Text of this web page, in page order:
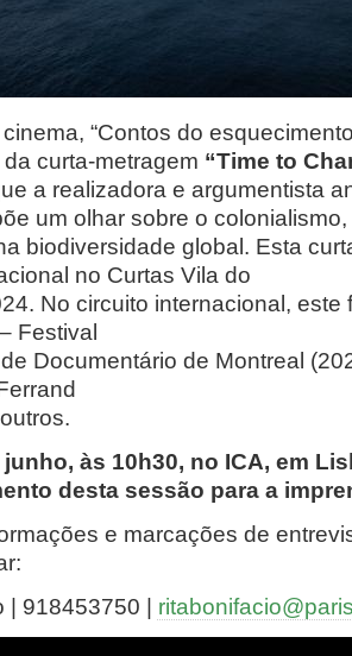
“Contos do
curta-metragem “Time to
a realizadora e argumentista
um olhar sobre o
biodiversidade global. Esta
no Curtas Vila do
No circuito internacional, este
Festival
Documentário de Montreal
junho, às 10h30, no ICA, em
desta sessão para a
e marcações de
| 918453750 |